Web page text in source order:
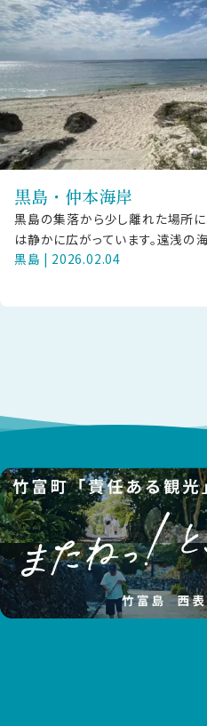
黒島・仲本海岸
黒島の集落から少し離れた場所に
は静かに広がっています。遠浅の
浜、水平線へと続く景色が、島なら
黒島 | 2026.02.04